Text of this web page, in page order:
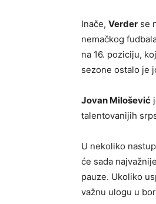
Inače, Verder se
nemačkog
na 16. poziciju,
sezone ostalo je
Jovan Milošević
talentovanijih
U nekoliko
će sada
pauze. Ukoliko
važnu ulogu u